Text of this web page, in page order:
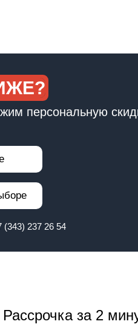
персональную
(343) 237 26 54
Рассрочка за 2